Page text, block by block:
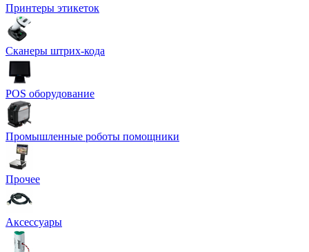
Принтеры этикеток
Сканеры штрих-кода
POS оборудование
Промышленные роботы помощники
Прочее
Аксессуары